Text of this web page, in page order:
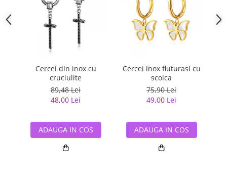
Cercei din inox cu
cruciulite
89,48 Lei
48,00 Lei
ADAUGA IN COS
Cercei inox fluturasi cu
scoica
75,90 Lei
49,00 Lei
ADAUGA IN COS